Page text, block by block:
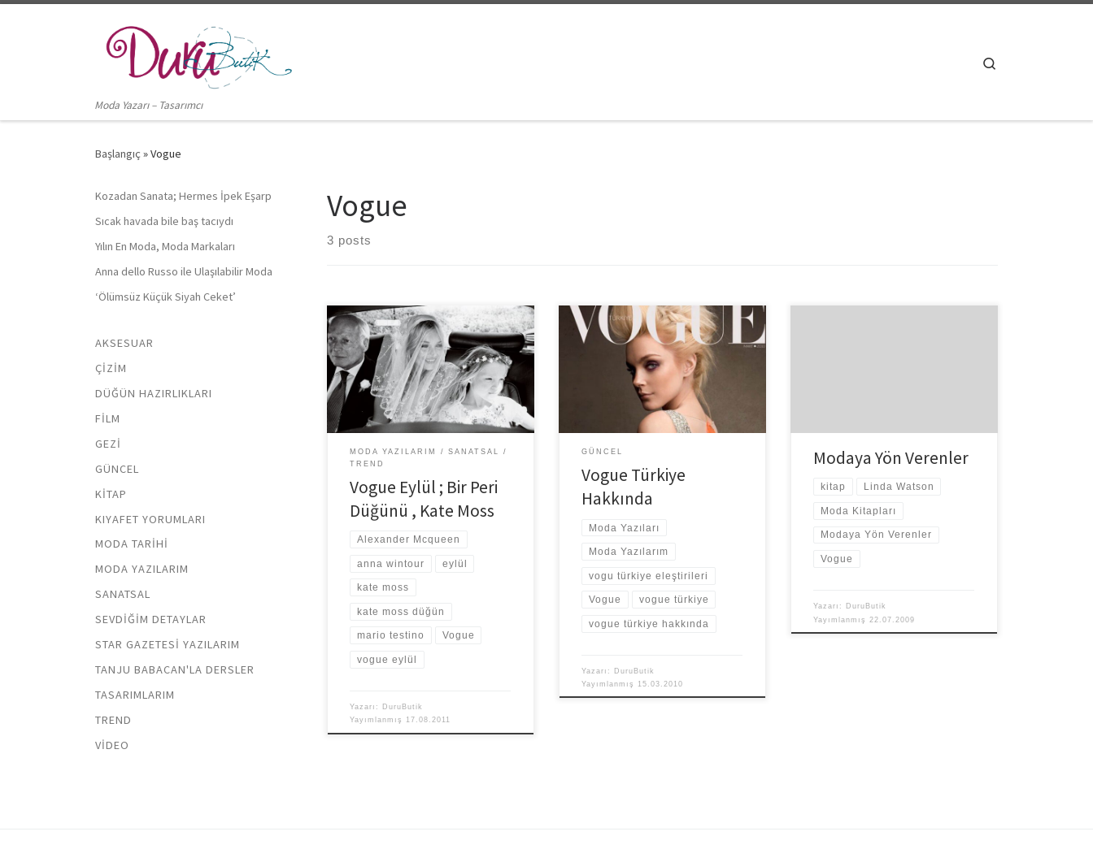
Moda Yazarı – Tasarımcı
Başlangıç »Vogue
Vogue
3 posts
Şeytan Marka Giyer filmini izlemeyen
kaldı mı? Amerikan Vogue’un efsanevi
editörü, modaya hükmedebilen, ünlü
modacıların bile kendisinden
çekindiği, modanın yönergesini […]
MODA YAZILARIM
SANATSAL
TREND
Vogue Eylül ; Bir Peri
Düğünü , Kate Moss
Alexander Mcqueen
anna wintour eylül
kate moss
kate moss düğün
mario testino Vogue
vogue eylül
Yazarı: DuruButik
Yayımlanmış 17.08.2011
Vogue’un Türkiye sayısı hakkında ne
düşünüyorsun diye fikrimi soranlar
oldu. Öncelikle şunu belirtmek isterim
ki ben bilirkişi değilim. Sadece
izlenimlerimi […]
GÜNCEL
Vogue Türkiye
Hakkında
Moda Yazıları
Moda Yazılarım
vogu türkiye eleştirileri
Vogue vogue türkiye
vogue türkiye hakkında
Yazarı: DuruButik
Yayımlanmış 15.03.2010
Modaya Yön Verenler
kitap Linda Watson
Moda Kitapları
Modaya Yön Verenler
Vogue
Yazarı: DuruButik
Yayımlanmış 22.07.2009
Kozadan Sanata; Hermes İpek Eşarp
Sıcak havada bile baş tacıydı
Yılın En Moda, Moda Markaları
Anna dello Russo ile Ulaşılabilir Moda
‘Ölümsüz Küçük Siyah Ceket’
AKSESUAR
ÇIZIM
DÜĞÜN HAZIRLIKLARI
FILM
GEZI
GÜNCEL
KITAP
KIYAFET YORUMLARI
MODA TARIHI
MODA YAZILARIM
SANATSAL
SEVDIĞIM DETAYLAR
STAR GAZETESI YAZILARIM
TANJU BABACAN'LA DERSLER
TASARIMLARIM
TREND
VIDEO